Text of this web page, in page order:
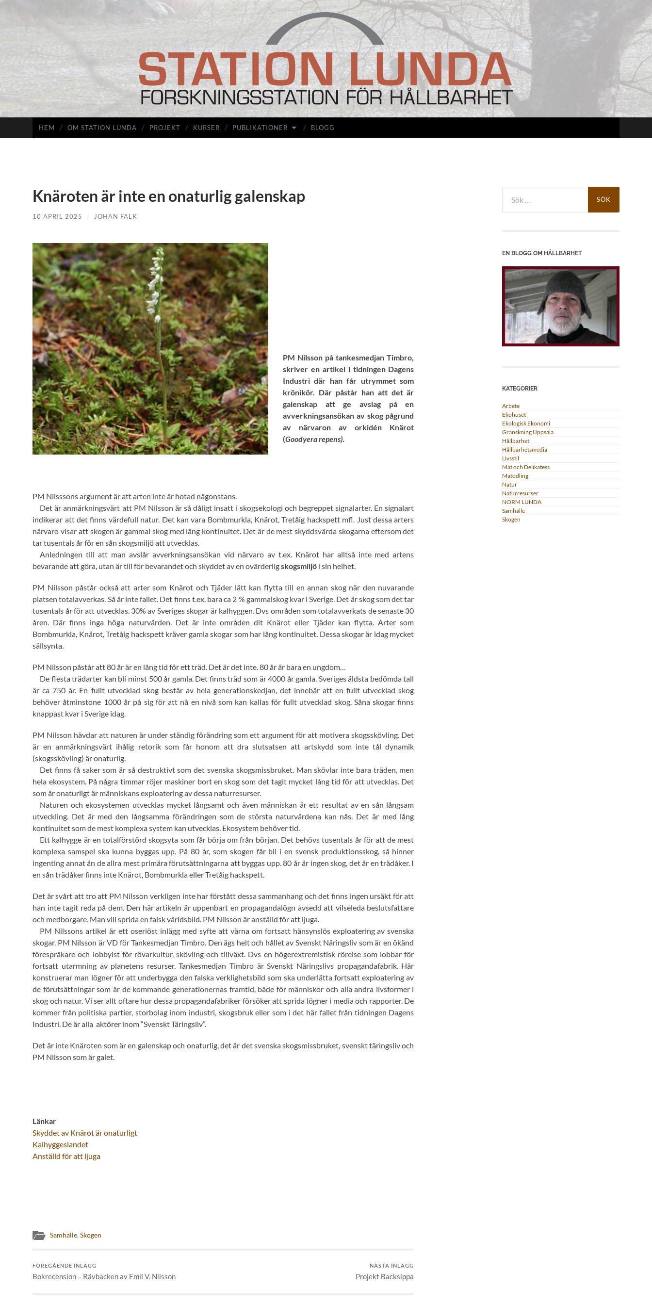
Station
Lunda
HEM OM STATION LUNDA PROJEKT KURSER PUBLIKATIONER BLOGG
Knäroten är inte en onaturlig galenskap
10 APRIL 2025 / JOHAN FALK
PM Nilsson på tankesmedjan Timbro,
skriver en artikel i tidningen Dagens
Industri där han får utrymmet som
krönikör. Där påstår han att det är
galenskap att ge avslag på en
avverkningsansökan av skog pågrund
av närvaron av orkidén Knärot
(Goodyera repens).
PM Nilsssons argument är att arten inte är hotad någonstans.
Det är anmärkningsvärt att PM Nilsson är så dåligt insatt i skogsekologi och begreppet signalarter. En signalart
indikerar att det finns värdefull natur. Det kan vara Bombmurkla, Knärot, Tretåig hackspett mfl. Just dessa arters
närvaro visar att skogen är gammal skog med lång kontinuitet. Det är de mest skyddsvärda skogarna eftersom det
tar tusentals år för en sån skogsmiljö att utvecklas.
Anledningen till att man avslår avverkningsansökan vid närvaro av t.ex. Knärot har alltså inte med artens
bevarande att göra, utan är till för bevarandet och skyddet av en ovärderligskogsmiljö i sin helhet.
PM Nilsson påstår också att arter som Knärot och Tjäder lätt kan flytta till en annan skog när den nuvarande
platsen totalavverkas. Så är inte fallet. Det finns t.ex. bara ca 2 % gammalskog kvar i Sverige. Det är skog som det tar
tusentals år för att utvecklas. 30% av Sveriges skogar är kalhyggen. Dvs områden som totalavverkats de senaste 30
åren. Där finns inga höga naturvärden. Det är inte områden dit Knärot eller Tjäder kan flytta. Arter som
Bombmurkla, Knärot, Tretåig hackspett kräver gamla skogar som har lång kontinuitet. Dessa skogar är idag mycket
sällsynta.
PM Nilsson påstår att 80 år är en lång tid för ett träd. Det är det inte. 80 år är bara en ungdom…
De flesta trädarter kan bli minst 500 år gamla. Det finns träd som är 4000 år gamla. Sveriges äldsta bedömda tall
är ca 750 år. En fullt utvecklad skog består av hela generationskedjan, det innebär att en fullt utvecklad skog
behöver åtminstone 1000 år på sig för att nå en nivå som kan kallas för fullt utvecklad skog. Såna skogar finns
knappast kvar i Sverige idag.
PM Nilsson hävdar att naturen är under ständig förändring som ett argument för att motivera skogsskövling. Det
är en anmärkningsvärt ihålig retorik som får honom att dra slutsatsen att artskydd som inte tål dynamik
(skogsskövling) är onaturlig.
Det finns få saker som är så destruktivt som det svenska skogsmissbruket. Man skövlar inte bara träden, men
hela ekosystem. På några timmar röjer maskiner bort en skog som det tagit mycket lång tid för att utvecklas. Det
som är onaturligt är människans exploatering av dessa naturresurser.
Naturen och ekosystemen utvecklas mycket långsamt och även människan är ett resultat av en sån långsam
utveckling. Det är med den långsamma förändringen som de största naturvärdena kan nås. Det är med lång
kontinuitet som de mest komplexa system kan utvecklas. Ekosystem behöver tid.
Ett kalhygge är en totalförstörd skogsyta som får börja om från början. Det behövs tusentals år för att de mest
komplexa samspel ska kunna byggas upp. På 80 år, som skogen får bli i en svensk produktionsskog, så hinner
ingenting annat än de allra mest primära förutsättningarna att byggas upp. 80 år är ingen skog, det är en trädåker. I
en sån trädåker finns inte Knärot, Bombmurkla eller Tretåig hackspett.
Det är svårt att tro att PM Nilsson verkligen inte har förstått dessa sammanhang och det finns ingen ursäkt för att
han inte tagit reda på dem. Den här artikeln är uppenbart en propagandalögn avsedd att vilseleda beslutsfattare
och medborgare. Man vill sprida en falsk världsbild. PM Nilsson är anställd för att ljuga.
PM Nilssons artikel är ett oseriöst inlägg med syfte att värna om fortsatt hänsynslös exploatering av svenska
skogar. PM Nilsson är VD för Tankesmedjan Timbro. Den ägs helt och hållet av Svenskt Näringsliv som är en ökänd
förespråkare och lobbyist för rövarkultur, skövling och tillväxt. Dvs en högerextremistisk rörelse som lobbar för
fortsatt utarmning av planetens resurser. Tankesmedjan Timbro är Svenskt Näringslivs propagandafabrik. Här
konstruerar man lögner för att underbygga den falska verklighetsbild som ska underlätta fortsatt exploatering av
de förutsättningar som är de kommande generationernas framtid, både för människor och alla andra livsformer i
skog och natur. Vi ser allt oftare hur dessa propagandafabriker försöker att sprida lögner i media och rapporter. De
kommer från politiska partier, storbolag inom industri, skogsbruk eller som i det här fallet från tidningen Dagens
Industri. De är alla aktörer inom “Svenskt Täringsliv”.
Det är inte Knäroten som är en galenskap och onaturlig, det är det svenska skogsmissbruket, svenskt täringsliv och
PM Nilsson som är galet.
Länkar
Skyddet av Knärot är onaturligt
Kalhyggeslandet
Anställd för att ljuga
Samhälle,Skogen
FÖREGÅENDE INLÄGG
Bokrecension – Rävbacken av Emil V. Nilsson
NÄSTA INLÄGG
Projekt Backsippa
efter:
EN BLOGG OM HÅLLBARHET
KATEGORIER
Arbete
Ekohuset
Ekologisk Ekonomi
Granskning Uppsala
Hållbarhet
Hållbarhetsmedia
Livsstil
Mat och Delikatess
Matodling
Natur
Naturresurser
NORM LUNDA
Samhälle
Skogen